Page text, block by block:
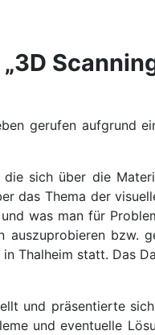
gerufen aufgrund
sich über die
das Thema der
was man für
Thalheim statt. Das
und präsentierte
und eventuelle